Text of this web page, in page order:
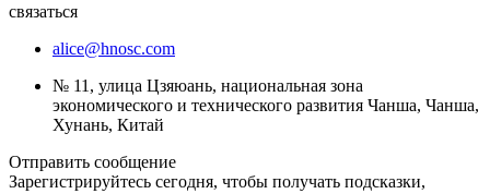
связаться
alice@hnosc.com
№ 11, улица Цзяюань, национальная зона
экономического и технического развития Чанша, Чанша,
Хунань, Китай
Отправить сообщение
Зарегистрируйтесь сегодня, чтобы получать подсказки,